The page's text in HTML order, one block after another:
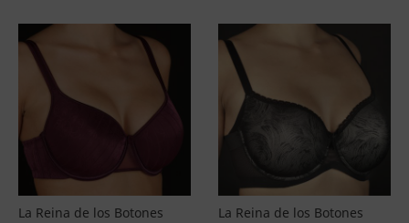
La Reina de los Botones La Reina de los Botones